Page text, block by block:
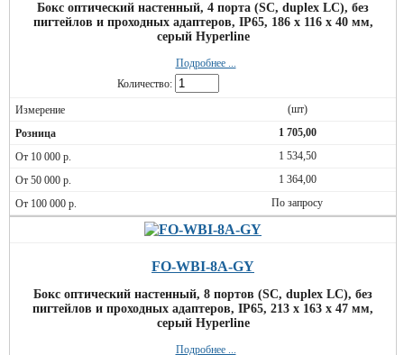
Бокс оптический настенный, 4 порта (SC, duplex LC), без
пигтейлов и проходных адаптеров, IP65, 186 х 116 х 40 мм,
серый Hyperline
Подробнее ...
Количество:
(шт)
1 705,00
1 534,50
1 364,00
По запросу
FO-WBI-8A-GY
Бокс оптический настенный, 8 портов (SC, duplex LC), без
пигтейлов и проходных адаптеров, IP65, 213 х 163 х 47 мм,
серый Hyperline
Подробнее ...